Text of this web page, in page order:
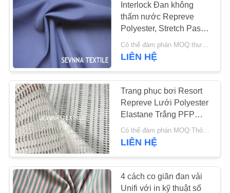
CÁC
SẢN
PHẨM
HƯỚNG
DẪN
VR
VỀ
CHÚNG
TÔI
Interlock Đan không
thấm nước Repreve
Polyester, Stretch Pastel
Hues Repreve Chất liệu
Có thể đàm phán MOQ:thương lượng
LIÊN HỆ
Trang phục bơi Resort
Repreve Lưới Polyester
Elastane Trắng PFP
145CM Chiều rộng
Có thể đàm phán MOQ:Thỏa thuận
LIÊN HỆ
4 cách co giãn đan vải
Unifi với in kỹ thuật số